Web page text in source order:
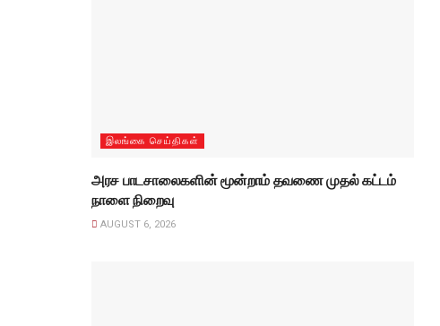
இலங்கை செய்திகள்
அரச பாடசாலைகளின் மூன்றாம் தவணை முதல் கட்டம்
நாளை நிறைவு
AUGUST 6, 2026